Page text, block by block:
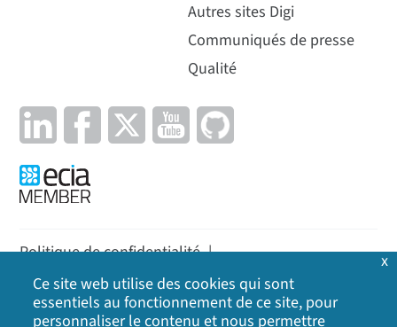
Autres sites Digi
Communiqués de presse
Qualité
Politique de confidentialité |
Politique en matière de cookies | Politique
Plan du site
Ce site web utilise des cookies qui sont
essentiels au fonctionnement de ce site, pour
personnaliser le contenu et nous permettre
x